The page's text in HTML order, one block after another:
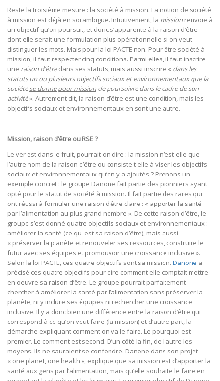
Reste la troisième mesure : la société à mission. La notion de société
à mission est déjà en soi ambigüe. Intuitivement, la mission renvoie à
un objectif qu’on poursuit, et donc s’apparente à la raison d’être
dont elle serait une formulation plus opérationnelle si on veut
distinguer les mots. Mais pour la loi PACTE non. Pour être société à
mission, il faut respecter cinq conditions. Parmi elles, il faut inscrire
une raison d’êtredans ses statuts, mais aussi inscrire « dans les
statuts un ou plusieurs objectifs sociaux et environnementaux que la
sociétése donne pour mission de poursuivre dans le cadre de son
activité». Autrement dit, la raison d’être est une condition, mais les
objectifs sociaux et environnementaux en sont une autre.
Mission, raison d’être ou RSE ?
Le ver est dans le fruit, pourrait-on dire : la mission n’est-elle que
l’autre nom de la raison d’être ou consiste t-elle à viser les objectifs
sociaux et environnementaux qu’on y a ajoutés ? Prenons un
exemple concret : le groupe Danone fait partie des pionniers ayant
opté pour le statut de société à mission. Il fait partie des rares qui
ont réussi à formuler une raison d’être claire : « apporter la santé
par l’alimentation au plus grand nombre ». De cette raison d’être, le
groupe s’est donné quatre objectifs sociaux et environnementaux :
améliorer la santé (ce qui est sa raison d’être), mais aussi
« préserver la planète et renouveler ses ressources, construire le
futur avec ses équipes et promouvoir une croissance inclusive ».
Selon la loi PACTE, ces quatre objectifs sont sa mission. Danone a
précisé ces quatre objectifs pour dire comment elle comptait mettre
en oeuvre sa raison d’être. Le groupe pourrait parfaitement
chercher à améliorer la santé par l’alimentation sans préserver la
planète, ni y inclure ses équipes ni rechercher une croissance
inclusive. Il y a donc bien une différence entre la raison d’être qui
correspond à ce qu’on veut faire (la mission) et d’autre part, la
démarche expliquant comment on va le faire. Le pourquoi est
premier. Le comment est second. D’un côté la fin, de l’autre les
moyens. Ils ne sauraient se confondre. Danone dans son projet
« one planet, one health », explique que sa mission est d’apporter la
santé aux gens par l’alimentation, mais qu’elle souhaite le faire en